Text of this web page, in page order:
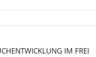
IM FREI